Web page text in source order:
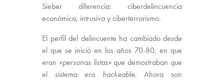
Sieber diferencia: ciberdelincuencia
económica, intrusiva y ciberterrorismo.
El perfil del delincuente ha cambiado desde
el que se inició en los años 70-80, en que
eran «personas listas»que demostraban que
el sistema era hackeable. Ahora son